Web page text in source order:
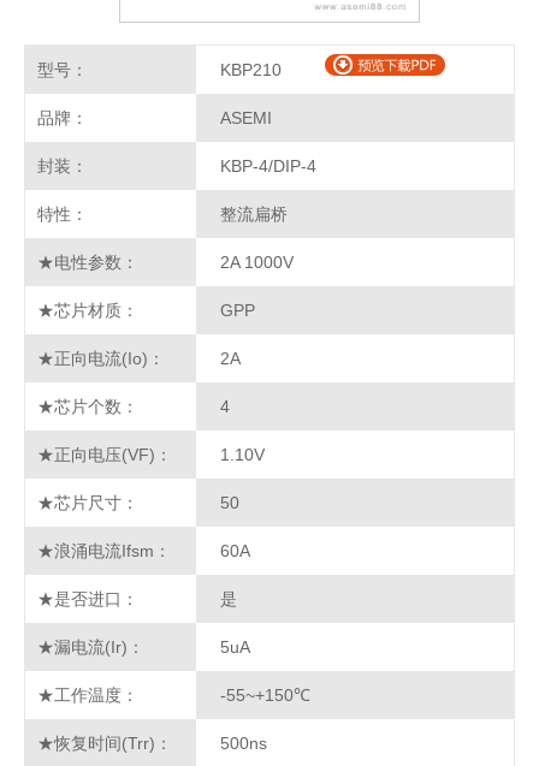
型号： KBP210
品牌： ASEMI
封装： KBP-4/DIP-4
特性： 整流扁桥
★电性参数： 2A 1000V
★芯片材质： GPP
★正向电流(Io)： 2A
★芯片个数： 4
★正向电压(VF)： 1.10V
★芯片尺寸： 50
★浪涌电流Ifsm： 60A
★是否进口： 是
★漏电流(Ir)： 5uA
★工作温度： -55~+150℃
★恢复时间(Trr)： 500ns